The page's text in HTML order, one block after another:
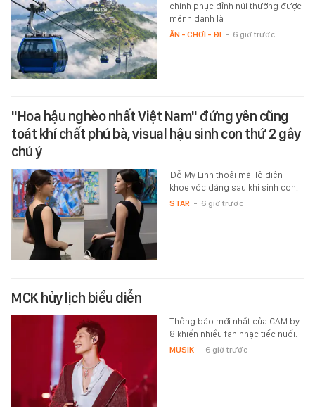
chinh phục đỉnh núi thường được
mệnh danh là
ĂN - CHƠI - ĐI - 6 giờ trước
"Hoa hậu nghèo nhất Việt Nam" đứng yên cũng
toát khí chất phú bà, visual hậu sinh con thứ 2 gây
chú ý
Đỗ Mỹ Linh thoải mái lộ diện
khoe vóc dáng sau khi sinh con.
STAR - 6 giờ trước
MCK hủy lịch biểu diễn
Thông báo mới nhất của CAM by
8 khiến nhiều fan nhạc tiếc nuối.
MUSIK - 6 giờ trước